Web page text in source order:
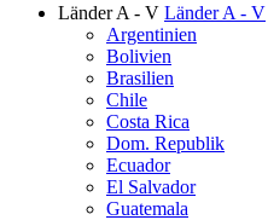
Länder A - V Länder A - V
Argentinien
Bolivien
Brasilien
Chile
Costa Rica
Dom. Republik
Ecuador
El Salvador
Guatemala